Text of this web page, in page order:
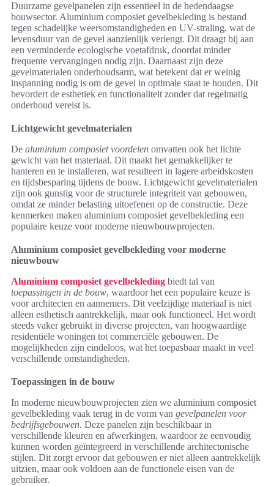
Duurzame gevelpanelen zijn essentieel in de hedendaagse
bouwsector. Aluminium composiet gevelbekleding is bestand
tegen schadelijke weersomstandigheden en UV-straling, wat de
levensduur van de gevel aanzienlijk verlengt. Dit draagt bij aan
een verminderde ecologische voetafdruk, doordat minder
frequente vervangingen nodig zijn. Daarnaast zijn deze
gevelmaterialen onderhoudsarm, wat betekent dat er weinig
inspanning nodig is om de gevel in optimale staat te houden. Dit
bevordert de esthetiek en functionaliteit zonder dat regelmatig
onderhoud vereist is.
Lichtgewicht gevelmaterialen
De aluminium composiet voordelen omvatten ook het lichte
gewicht van het materiaal. Dit maakt het gemakkelijker te
hanteren en te installeren, wat resulteert in lagere arbeidskosten
en tijdsbesparing tijdens de bouw. Lichtgewicht gevelmaterialen
zijn ook gunstig voor de structurele integriteit van gebouwen,
omdat ze minder belasting uitoefenen op de constructie. Deze
kenmerken maken aluminium composiet gevelbekleding een
populaire keuze voor moderne nieuwbouwprojecten.
Aluminium composiet gevelbekleding voor moderne
nieuwbouw
Aluminium composiet gevelbekleding biedt tal van
toepassingen in de bouw, waardoor het een populaire keuze is
voor architecten en aannemers. Dit veelzijdige materiaal is niet
alleen esthetisch aantrekkelijk, maar ook functioneel. Het wordt
steeds vaker gebruikt in diverse projecten, van hoogwaardige
residentiële woningen tot commerciële gebouwen. De
mogelijkheden zijn eindeloos, wat het toepasbaar maakt in veel
verschillende omstandigheden.
Toepassingen in de bouw
In moderne nieuwbouwprojecten zien we aluminium composiet
gevelbekleding vaak terug in de vorm van gevelpanelen voor
bedrijfsgebouwen. Deze panelen zijn beschikbaar in
verschillende kleuren en afwerkingen, waardoor ze eenvoudig
kunnen worden geïntegreerd in verschillende architectonische
stijlen. Dit zorgt ervoor dat gebouwen er niet alleen aantrekkelijk
uitzien, maar ook voldoen aan de functionele eisen van de
gebruiker.